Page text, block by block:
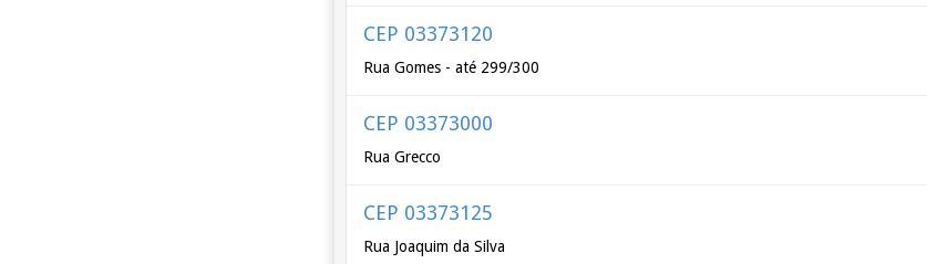
CEP 03373120
Rua Gomes - até 299/300
CEP 03373000
Rua Grecco
CEP 03373125
Rua Joaquim da Silva